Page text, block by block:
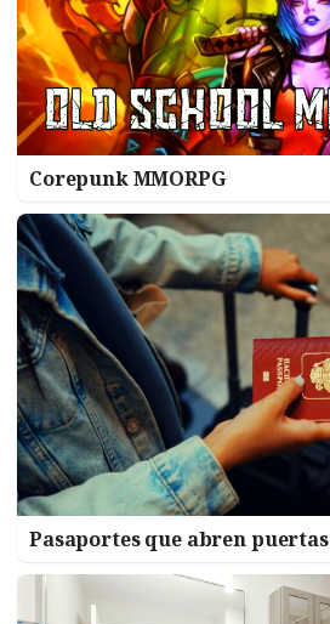
Corepunk MMORPG
Pasaportes que abren puertas